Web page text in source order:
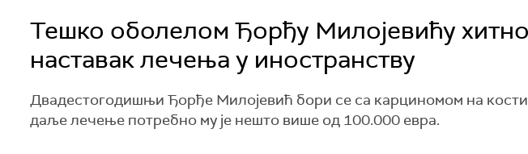
Тешко оболелом Ђорђу Милојевићу
наставак лечења у иностранству
Двадестогодишњи Ђорђе Милојевић бори се са карциномом на
даље лечење потребно му је нешто више од 100.000 евра.